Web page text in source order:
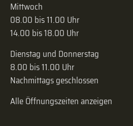
Mittwoch
08.00 bis 11.00 Uhr
14.00 bis 18.00 Uhr
Dienstag und Donnerstag
8.00 bis 11.00 Uhr
Nachmittags geschlossen
Alle Öffnungszeiten anzeigen